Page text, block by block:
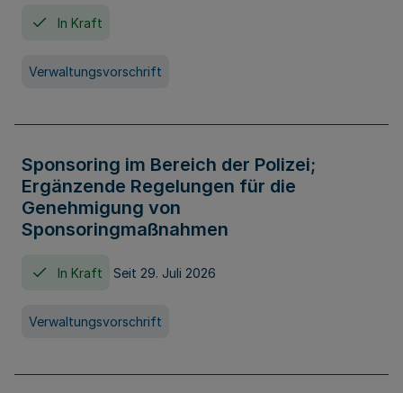
In Kraft
Verwaltungsvorschrift
Sponsoring im Bereich der Polizei;
Ergänzende Regelungen für die
Genehmigung von
Sponsoringmaßnahmen
In Kraft Seit 29. Juli 2026
Verwaltungsvorschrift